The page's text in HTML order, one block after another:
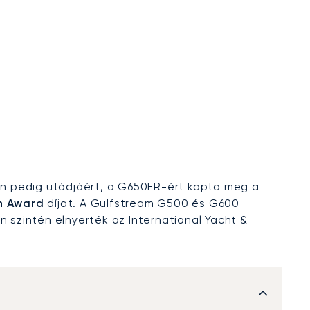
pedig utódjáért, a G650ER-ért kapta meg a
Award díjat. A Gulfstream G500 és G600
elnyerték az International Yacht &